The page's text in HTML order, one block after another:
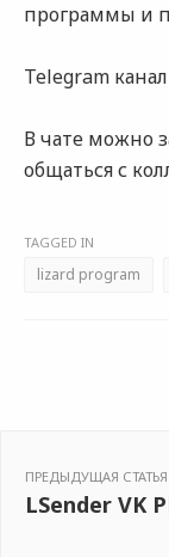
программы и
Telegram
В чате можно
общаться с
TAGGED IN
lizard program
ПРЕДЫДУЩАЯ СТАТЬЯ
LSender VK